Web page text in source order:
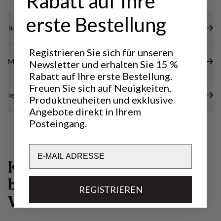
Transparenz
Materialien
Technische Daten
K nzipiert mit einigen der
b
chnologie
W
elt.
erste Bestellung
Registrieren Sie sich für unseren
Newsletter und erhalten Sie 15 %
Rabatt auf Ihre erste Bestellung.
Freuen Sie sich auf Neuigkeiten,
Produktneuheiten und exklusive
Angebote direkt in Ihrem
Posteingang.
REGISTRIEREN